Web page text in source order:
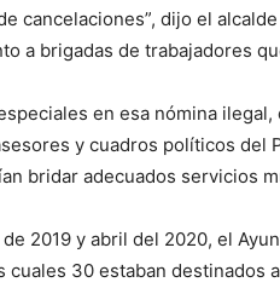
cancelaciones”, dijo el
a brigadas de trabajadores
en esa nómina
y cuadros políticos del
bridar adecuados servicios
2019 y abril del 2020, el
cuales 30 estaban destinados